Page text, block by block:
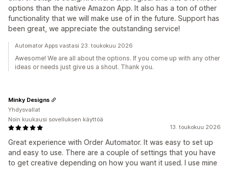
options than the native Amazon App. It also has a ton of other
functionality that we will make use of in the future. Support has
been great, we appreciate the outstanding service!
Automator Apps vastasi 23. toukokuu 2026
Awesome! We are all about the options. If you come up with any other
ideas or needs just give us a shout. Thank you.
13. toukokuu 2026
Great experience with Order Automator. It was easy to set up
and easy to use. There are a couple of settings that you have
to get creative depending on how you want it used. I use mine
Minky Designs
Yhdysvallat
Noin kuukausi sovelluksen käyttöä